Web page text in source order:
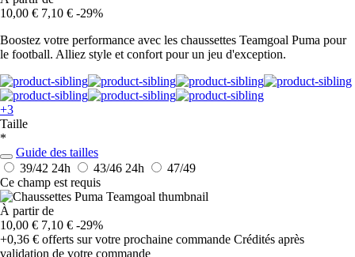
10,00 € 7,10 € -29%
Boostez votre performance avec les chaussettes Teamgoal Puma pour
le football. Alliez style et confort pour un jeu d'exception.
+3
Taille
*
Guide des tailles
39/42 24h 43/46 24h
47/49
Ce champ est requis
À partir de
10,00 € 7,10 € -29%
+0,36 € offerts sur votre prochaine commande Crédités après
validation de votre commande